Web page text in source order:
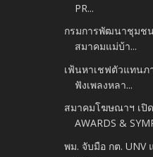
PR...
กรมการพัฒนาชุมช
สมาคมแม่บ้า...
เฟ้นหาเชฟตัวแทนภ
ฟังเพลงหลา...
สมาคมโฆษณาฯ เปิ
AWARDS &
พม. จับมือ กต. UNV